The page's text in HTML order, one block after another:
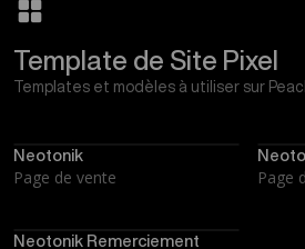
Template de Site Pixel
Templates et modèles à utiliser sur
Neotonik
Page de vente Page
Neotonik Remerciement